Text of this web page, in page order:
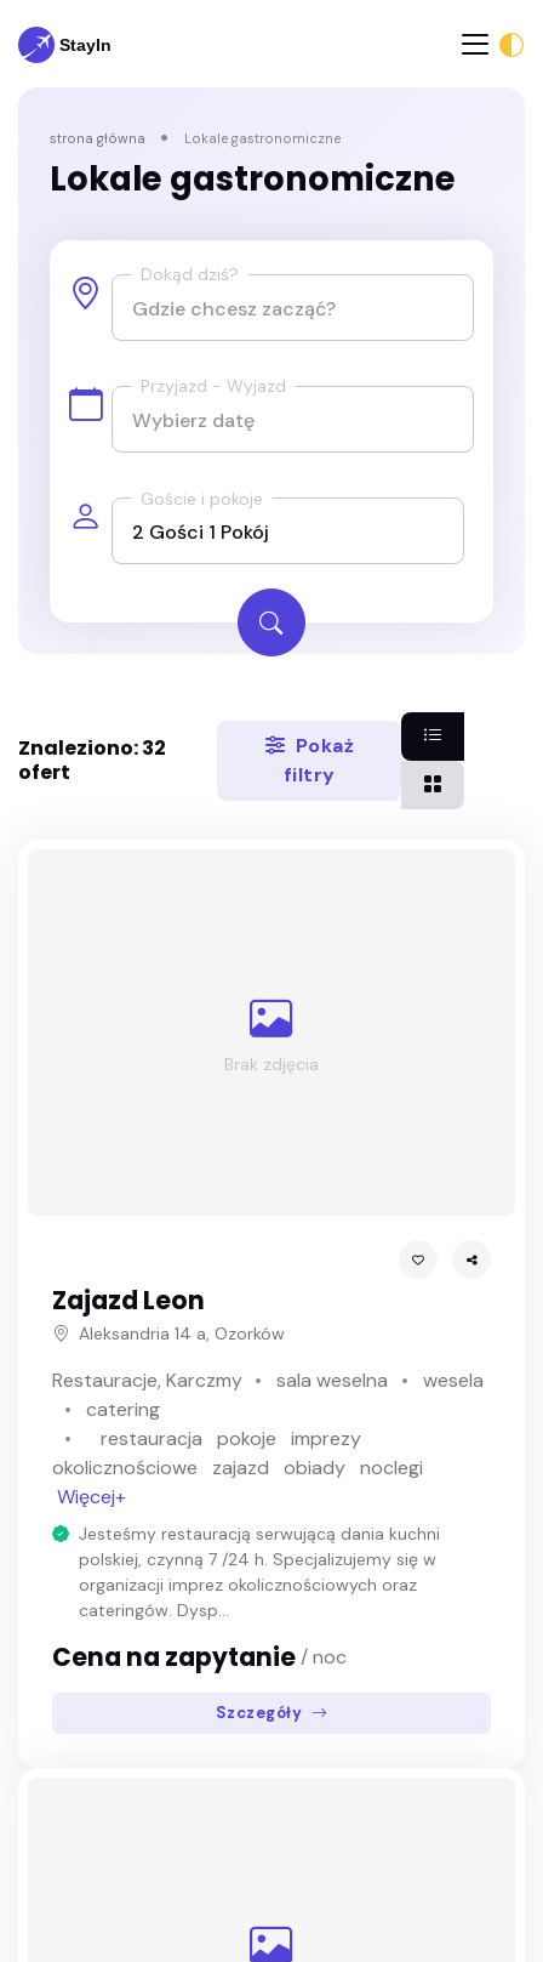
strona główna Lokale gastronomiczne
Lokale gastronomiczne
Dokąd dziś?
Przyjazd - Wyjazd
Goście i pokoje
Znaleziono: 32
ofert
Pokaż
filtry
Brak zdjęcia
Zajazd Leon
Aleksandria 14 a, Ozorków
Restauracje, Karczmy sala weselna
wesela
catering
restauracja
pokoje
imprezy
okolicznościowe
zajazd obiady noclegi
Więcej+
Jesteśmy restauracją serwującą dania kuchni
polskiej, czynną 7 /24 h. Specjalizujemy się w
organizacji imprez okolicznościowych oraz
cateringów. Dysp...
Cena na zapytanie/ noc
Szczegóły